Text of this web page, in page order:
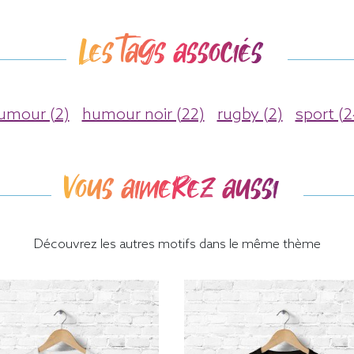
Les tags associés
(2) humour noir (22) rugby (2) sport
Vous aimerez aussi
Découvrez les autres motifs dans le même thème